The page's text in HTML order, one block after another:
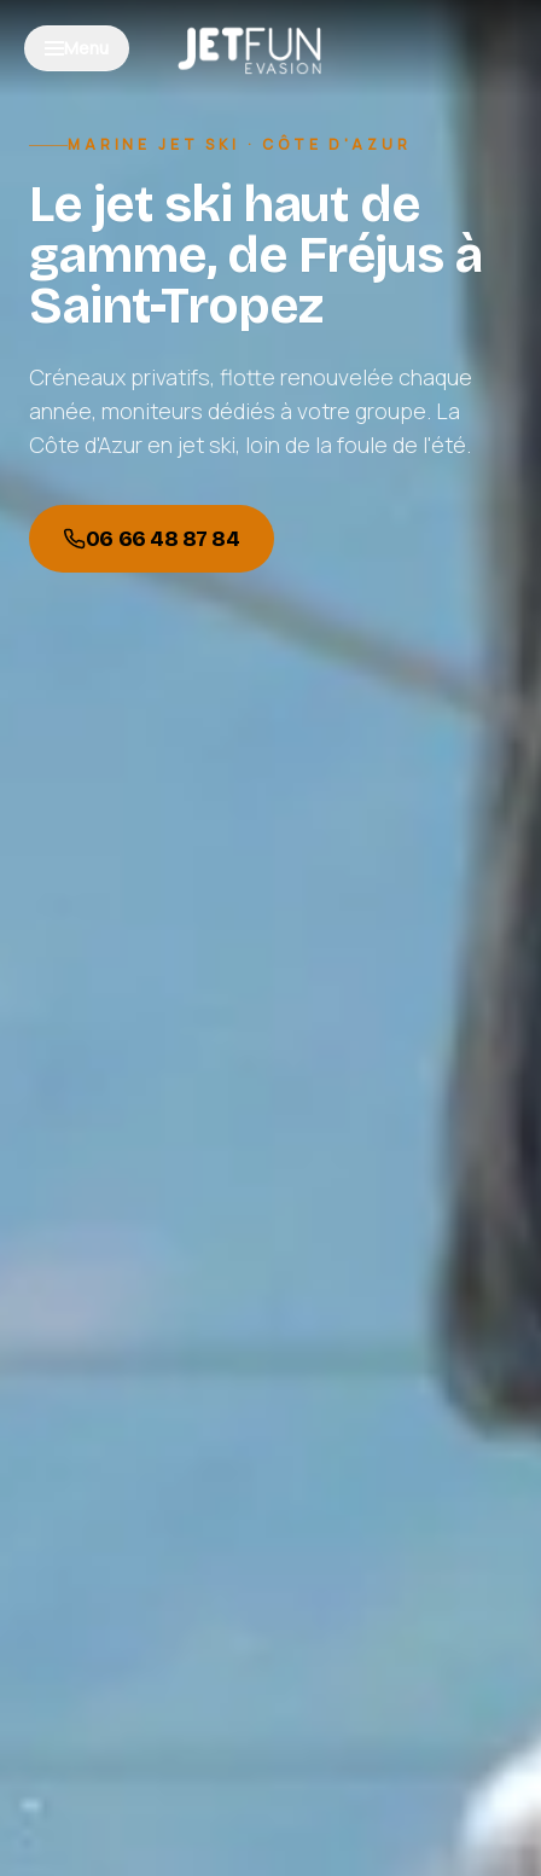
MARINE JET SKI · CÔTE D'AZUR
Le jet ski haut de
gamme, de Fréjus à
Saint-Tropez
Créneaux privatifs, flotte renouvelée chaque
année, moniteurs dédiés à votre groupe. La
Côte d'Azur en jet ski, loin de la foule de l'été.
06 66 48 87 84